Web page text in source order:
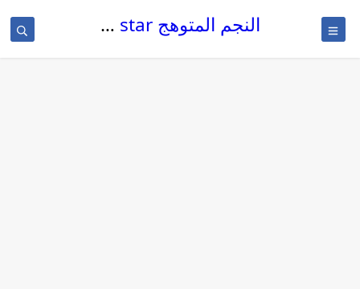
النجم المتوهج The glowing star